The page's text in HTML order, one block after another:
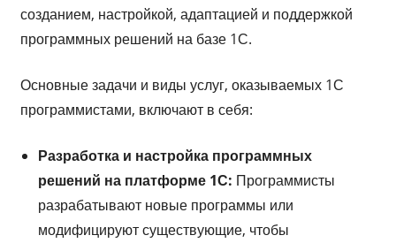
созданием, настройкой, адаптацией и поддержкой
программных решений на базе 1С.
Основные задачи и виды услуг, оказываемых 1С
программистами, включают в себя:
Разработка и настройка программных
решений на платформе 1С: Программисты
разрабатывают новые программы или
модифицируют существующие, чтобы